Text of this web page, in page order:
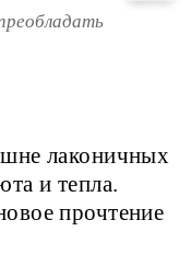
лаконичных
и тепла.
прочтение